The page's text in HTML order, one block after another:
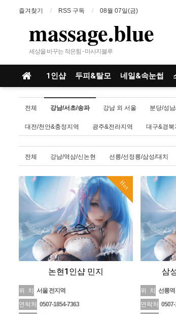
즐겨찾기 RSS 구독 08월 07일(금)
massage.blue
세상을 바꾸는 작은힘 - 마사지블루
1인샵 두피&탈모 네일&속눈썹
전체 강남/서초/송파 강남 외 서울 분당/성
대전/천안&충정지역 광주&전라지역 대구&경북
전체 강남/역삼/신논현 선릉/선정릉/삼성/대치
Hot
논현1인샵 민지
위 치
서울 전지역
연락처 0507-1854-7363
삼
위 치
선릉역
연락처